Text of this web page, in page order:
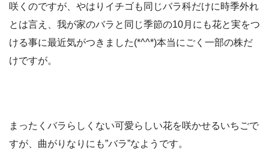
咲くのですが、やはりイチゴも同じバラ科だけに時季外れ
とは言え、我が家のバラと同じ季節の10月にも花と実をつ
ける事に最近気がつきました(*^^*)本当にごく一部の株だ
けですが。
まったくバラらしくない可愛らしい花を咲かせるいちごで
すが、曲がりなりにも”バラ”なようです。